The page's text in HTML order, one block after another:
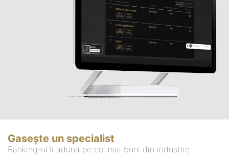
Gasește un specialist
Ranking-ul îi adună pe cei mai buni din industrie